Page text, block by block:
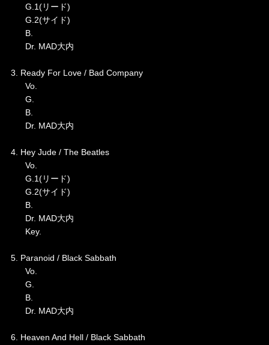
G.1(リード)
G.2(サイド)
B.
Dr. MAD大内
3. Ready For Love / Bad Company
Vo.
G.
B.
Dr. MAD大内
4. Hey Jude / The Beatles
Vo.
G.1(リード)
G.2(サイド)
B.
Dr. MAD大内
Key.
5. Paranoid / Black Sabbath
Vo.
G.
B.
Dr. MAD大内
6. Heaven And Hell / Black Sabbath